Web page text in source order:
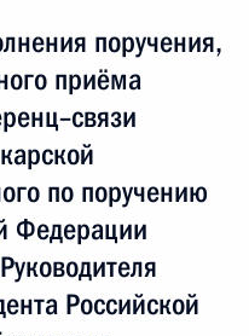
поручения,
приёма
по поручению
Федерации
Российской